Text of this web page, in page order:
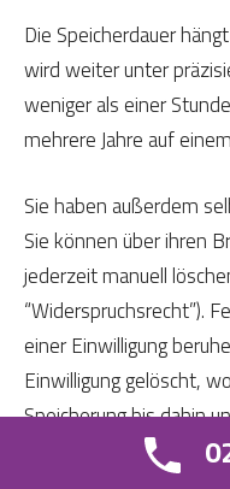
Die Speicherdauer
wird weiter unter
weniger als einer
mehrere Jahre auf
Sie haben außerdem
Sie können über ihren
jederzeit manuell
“Widerspruchsrecht”).
einer Einwilligung
Einwilligung gelöscht,
Speicherung bis dahin